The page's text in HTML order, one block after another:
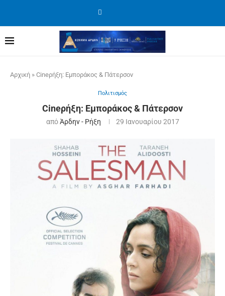
Αρχική » Cineρήξη: Εμποράκος & Πάτερσον
Πολιτισμός
Cineρήξη: Εμποράκος & Πάτερσον
απόΆρδην - Ρήξη 29 Ιανουαρίου 2017